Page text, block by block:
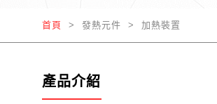
首頁 > 發熱元件 > 加熱裝置
產品介紹